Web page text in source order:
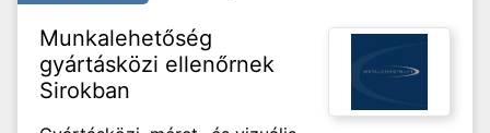
Munkalehetőség
gyártásközi ellenőrnek
Sirokban